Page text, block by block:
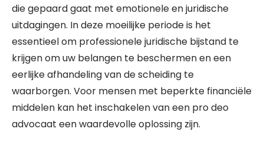
die gepaard gaat met emotionele en juridische
uitdagingen. In deze moeilijke periode is het
essentieel om professionele juridische bijstand te
krijgen om uw belangen te beschermen en een
eerlijke afhandeling van de scheiding te
waarborgen. Voor mensen met beperkte financiële
middelen kan het inschakelen van een pro deo
advocaat een waardevolle oplossing zijn.